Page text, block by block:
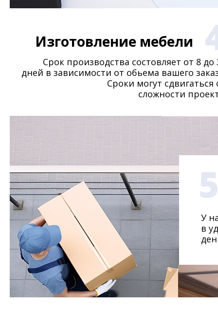
Срок производства состовляет от 8 до
дней в зависимости от обьема вашего
Сроки могут сдвигаться
сложности
У
в
Изготовление мебели